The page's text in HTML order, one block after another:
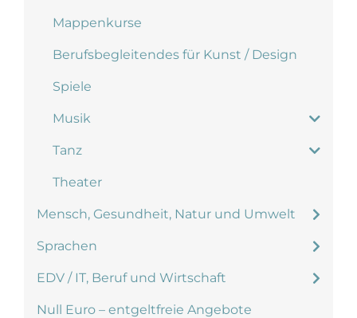
Mappenkurse
Berufsbegleitendes für Kunst / Design
Spiele
Musik
Tanz
Theater
Mensch, Gesundheit, Natur und Umwelt
Sprachen
EDV / IT, Beruf und Wirtschaft
Null Euro – entgeltfreie Angebote